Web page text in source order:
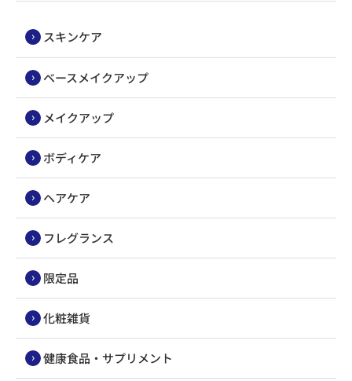
スキンケア
ベースメイクアップ
メイクアップ
ボディケア
ヘアケア
フレグランス
限定品
化粧雑貨
健康食品・サプリメント